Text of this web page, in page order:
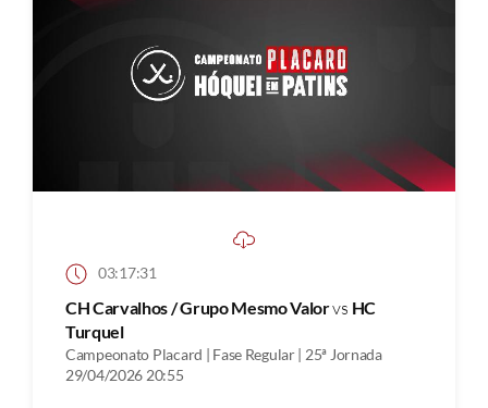
03:17:31
CH Carvalhos / Grupo Mesmo Valorvs HC
Turquel
Campeonato Placard | Fase Regular | 25ª Jornada
29/04/2026 20:55